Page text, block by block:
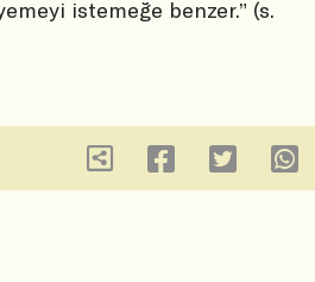
istemeğe benzer.” (s.